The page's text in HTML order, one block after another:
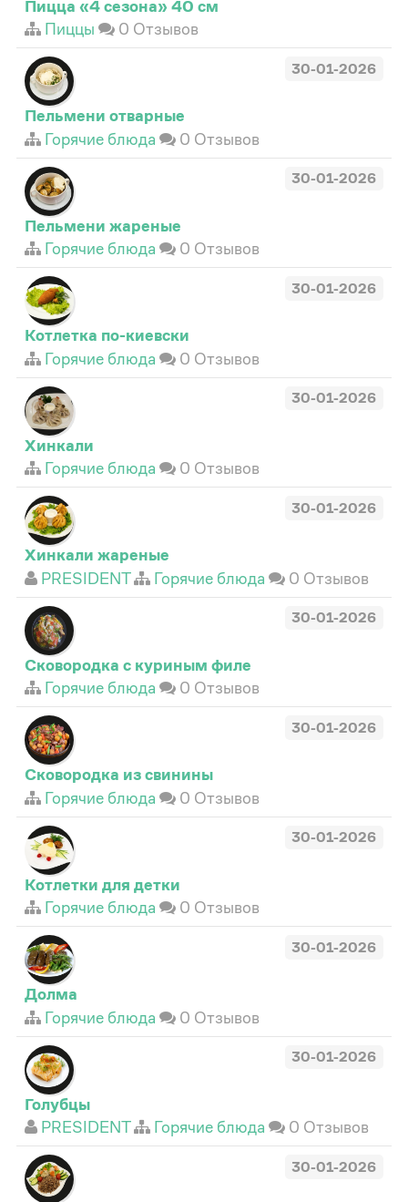
Пицца «4 сезона» 40 см
Пиццы
0 Отзывов
30-01-2026
Пельмени отварные
Горячие блюда
0 Отзывов
30-01-2026
Пельмени жареные
Горячие блюда
0 Отзывов
30-01-2026
Котлетка по-киевски
Горячие блюда
0 Отзывов
30-01-2026
Хинкали
Горячие блюда
0 Отзывов
30-01-2026
Хинкали жареные
PRESIDENT
Горячие блюда 0 Отзывов
30-01-2026
Сковородка с куриным филе
Горячие блюда
0 Отзывов
30-01-2026
Сковородка из свинины
Горячие блюда
0 Отзывов
30-01-2026
Котлетки для детки
Горячие блюда
0 Отзывов
30-01-2026
Долма
Горячие блюда
0 Отзывов
30-01-2026
Голубцы
PRESIDENT
Горячие блюда 0 Отзывов
30-01-2026